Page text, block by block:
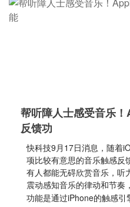
帮听障人士感受音乐
反馈功
快科技9月17日消息，随着
项比较有意思的音乐触感反
有人都能无碍欣赏音乐，听
震动感知音乐的律动和节奏
功能是通过iPhone的触感引